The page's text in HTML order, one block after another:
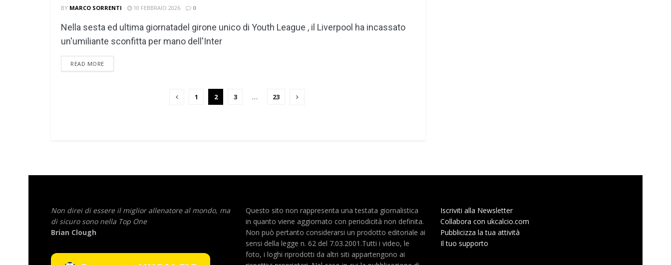
BY MARCO SORRENTI 10 FEBBRAIO 2026 0
Nella sesta ed ultima giornatadel girone unico di Youth League , il Liverpool ha incassato
un'umiliante sconfitta per mano dell'Inter
READ MOREDETAILS
1 2 3 … 23
Non direi di essere il miglior allenatore al mondo, ma
di sicuro sono nella Top One
Brian Clough
Questo sito non rappresenta una testata giornalistica
in quanto viene aggiornato con periodicità non definita.
Non può pertanto considerarsi un prodotto editoriale ai
sensi della legge n. 62 del 7.03.2001.Tutti i video, le
foto, i loghi riprodotti da altri siti appartengono ai
Iscriviti alla Newsletter
Collabora con ukcalcio.com
Pubblicizza la tua attività
Il tuo supporto